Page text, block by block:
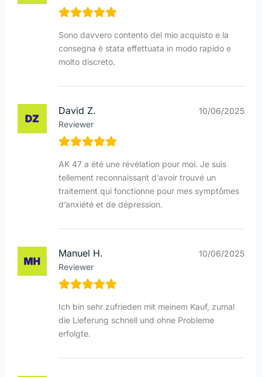
Sono davvero contento del mio acquisto e la
consegna è stata effettuata in modo rapido e
molto discreto.
David Z.
Reviewer
10/06/2025
AK 47 a été une révélation pour moi. Je suis
tellement reconnaissant d’avoir trouvé un
traitement qui fonctionne pour mes symptômes
d’anxiété et de dépression.
Manuel H.
Reviewer
10/06/2025
Ich bin sehr zufrieden mit meinem Kauf, zumal
die Lieferung schnell und ohne Probleme
erfolgte.